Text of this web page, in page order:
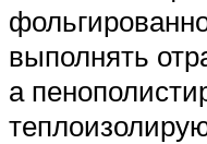
выполнять
а